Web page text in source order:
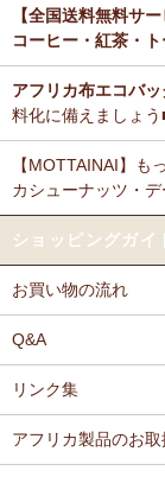
オリティ◇で仕立
ケあり 賞味期限
11/18：ティンガ
11/17：ティンガ
の作品新入荷！
11/17：ティンガ
～木彫職人ハンド
荷！
11/11：ティンガ
名ごとに2つのカ
T さまより キ
のご感想
デザイン、着心地
願いします！
Ｎさまより キ
感想
以上に頑丈で持ち
Ｆさまより キ
どのキテンゲも素
おこうと思ってい
ダンで北欧テイス
するたびに嬉しく
【全国送料無料サー
コーヒー・紅茶・
アフリカ布エコバ
料化に備えましょ
【MOTTAINAI】も
カシューナッツ・
ショッピングガイ
お買い物の流れ
Q&A
リンク集
アフリカ製品のお